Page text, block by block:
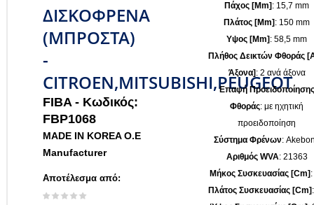
ΔΙΣΚΟΦΡΕΝΑ
(ΜΠΡΟΣΤΑ)
-
CITROEN,MITSUBISHI,PEUGEOT
FIBA - Κωδικός:
FBP1068
MADE IN KOREA O.E
Manufacturer
Αποτέλεσμα από:
Πάχος [mm] : 15,7 mm
Πλάτος [mm] : 150 mm
Υψος [mm] : 58,5 mm
Πλήθος Δεικτών Φθοράς
Άξονα] : 2 ανά άξονα
Επαφή Προειδοποίησης
Φθοράς: με ηχητική
προειδοποίηση
Σύστημα Φρένων:
Αριθμός WVA: 21363
Μήκος Συσκευασίας [cm]
Πλάτος Συσκευασίας [cm]